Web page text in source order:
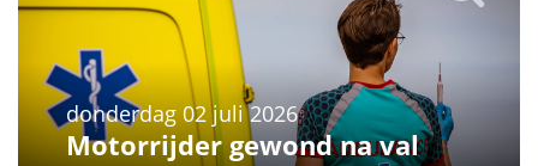
donderdag 02 juli 2026
Motorrijder gewond na val